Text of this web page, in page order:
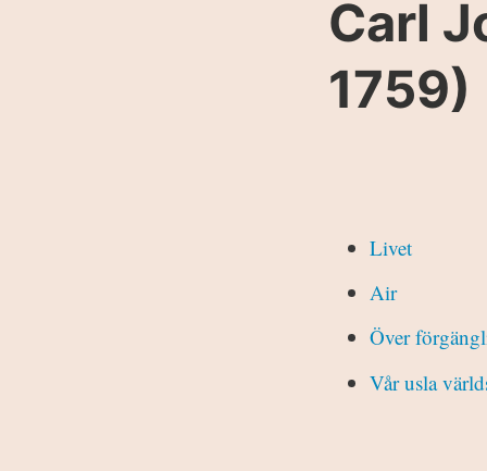
Carl
1759)
Livet
Air
Över
Vår usla